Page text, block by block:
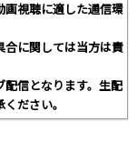
視聴に適した通信環
に関しては当方は責
信となります。生配
ださい。